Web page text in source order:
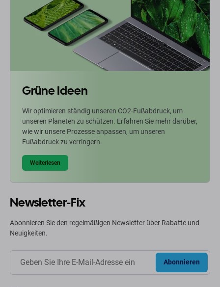
Grüne Ideen
Wir optimieren ständig unseren CO2-Fußabdruck, um
unseren Planeten zu schützen. Erfahren Sie mehr darüber,
wie wir unsere Prozesse anpassen, um unseren
Fußabdruck zu verringern.
Weiterlesen
Newsletter-Fix
Abonnieren Sie den regelmäßigen Newsletter über Rabatte und
Neuigkeiten.
Abonnieren